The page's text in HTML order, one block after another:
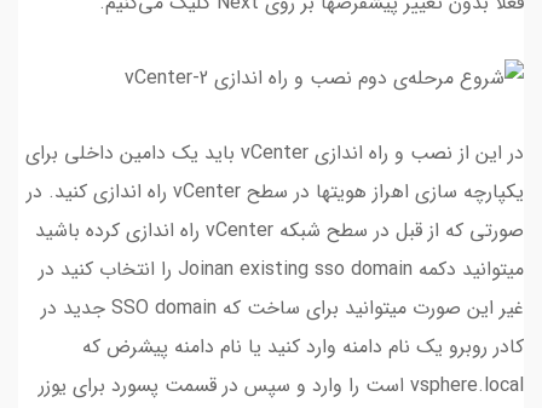
در این از نصب و راه اندازی vCenter باید یک دامین داخلی برای
یکپارچه سازی اهراز هویتها در سطح vCenter راه اندازی کنید. در
صورتی که از قبل در سطح شبکه vCenter راه اندازی کرده باشید
میتوانید دکمه Joinan existing sso domain را انتخاب کنید در
غیر این صورت میتوانید برای ساخت که SSO domain جدید در
کادر روبرو یک نام دامنه وارد کنید یا نام دامنه پیشرض که
vsphere.local است را وارد و سپس در قسمت پسورد برای یوزر